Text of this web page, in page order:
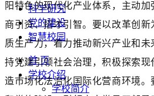
科学研究
党的建设
智慧校园
首 页
学校介绍
学校简介
阳特色的现代化产业体系，主动
商引资、招才引智。要以改革创
质生产力，着力推动新兴产业和
持党建引领社会治理，积极探索
造市场化法治化国际化营商环境